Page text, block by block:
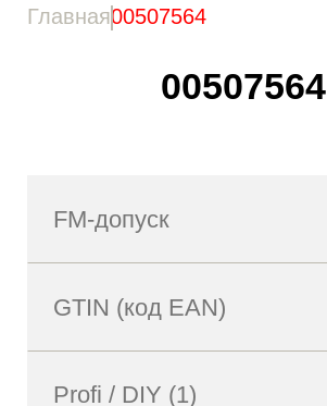
Главная00507564
00507564